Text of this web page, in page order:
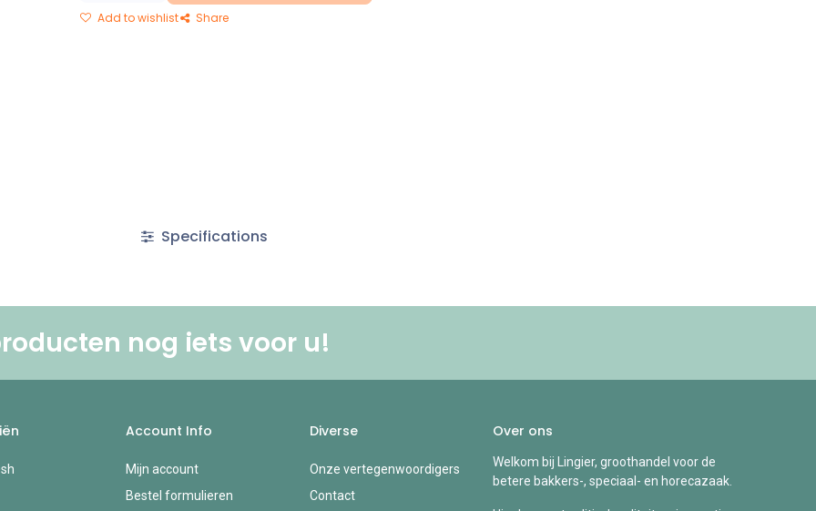
Add to wishlist Share
Specifications
nog iets voor u!
Account Info
Mijn account
Bestel formulieren
Diverse
Onze vertegenwoordigers
Contact
Over ons
Welkom bij Lingier, groothandel voor de
betere bakkers-, speciaal- en horecazaak.